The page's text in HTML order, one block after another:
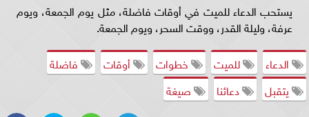
يستحب الدعاء للميت في أوقات فاضلة، مثل يوم الجمعة، ويوم
عرفة، وليلة القدر، ووقت السحر، ويوم الجمعة.
الدعاء
للميت خطوات أوقات
فاضلة
يتقبل
دعائنا صيغة